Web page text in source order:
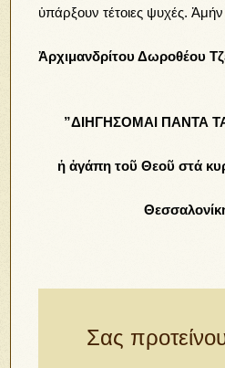
ὑπάρξουν τέτοιες ψυχές. Ἀμήν
Ἀρχιμανδρίτου Δωροθέου
”ΔΙΗΓΗΣΟΜΑΙ ΠΑΝΤΑ
ἡ ἀγάπη τοῦ Θεοῦ στά
Σας